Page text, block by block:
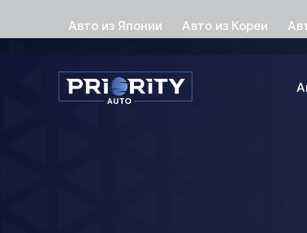
Авто из Японии Авто из Кореи